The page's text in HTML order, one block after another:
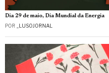
Dia 29 de maio, Dia Mundial da Energia
POR _LUSOJORNAL